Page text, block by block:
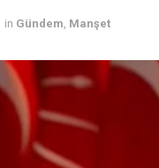
in Gündem Manşet